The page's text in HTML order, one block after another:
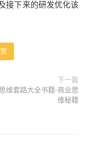
接下来的研发优化该
下一篇
维套路大全书籍-商业思
维秘籍